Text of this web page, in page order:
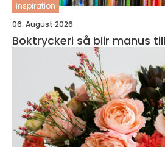
inspiration
06. August 2026
Boktryckeri så blir